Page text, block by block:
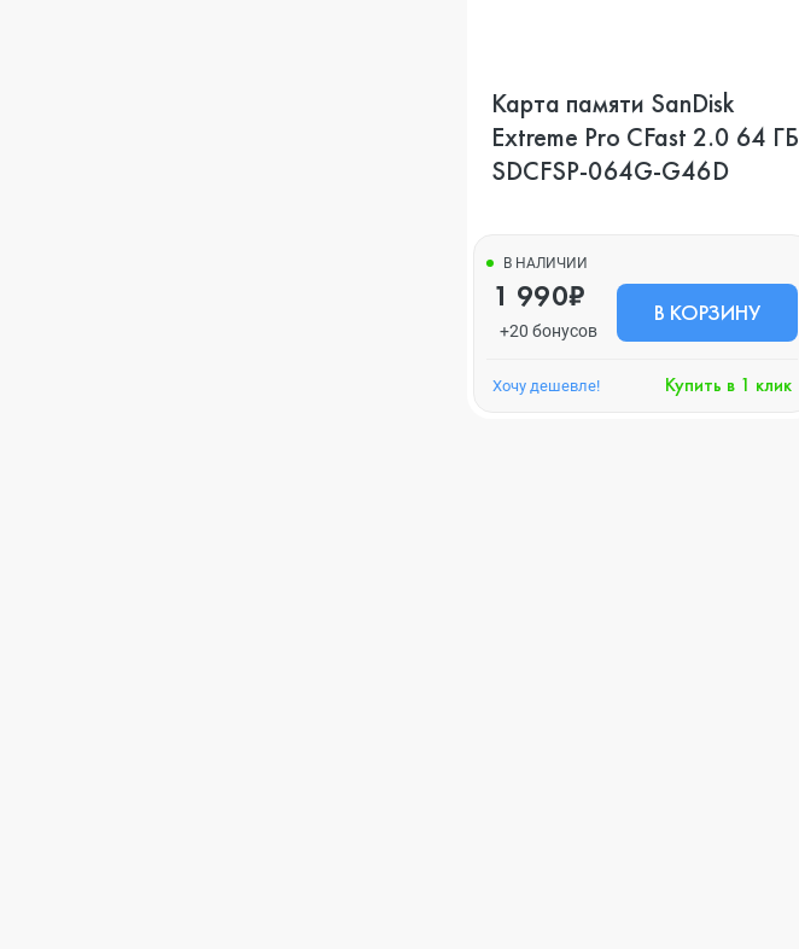
Карта памяти SanDisk
Extreme Pro CFast 2.0 64 ГБ
SDCFSP-064G-G46D
В НАЛИЧИИ
1 990₽
+20 бонусов
В КОРЗИНУ
Хочу дешевле! Купить в 1 клик